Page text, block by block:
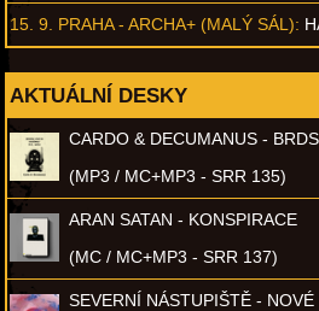
15. 9. PRAHA - ARCHA+ (MALÝ SÁL):
AKTUÁLNÍ DESKY
CARDO & DECUMANUS -
(MP3 / MC+MP3 - SRR 135)
ARAN SATAN - KONSPIRACE
(MC / MC+MP3 - SRR 137)
SEVERNÍ NÁSTUPIŠTĚ - NOVÉ